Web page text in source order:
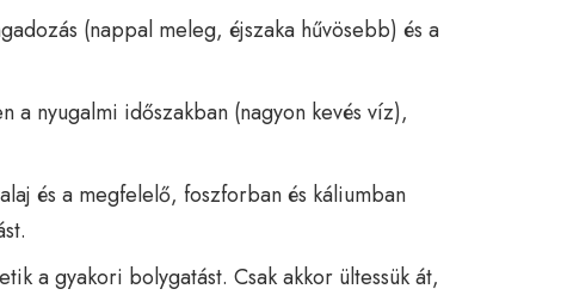
(nappal meleg, éjszaka hűvösebb) és a
a nyugalmi időszakban (nagyon kevés víz),
és a megfelelő, foszforban és káliumban
a gyakori bolygatást. Csak akkor ültessük át,